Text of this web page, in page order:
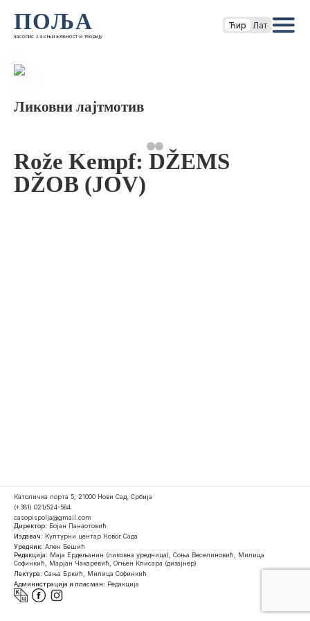
ПОЉА
часопис за књижевност и теорију
Ћир Лат
Ликовни лајтмотив
Rože Kempf: DŽEMS
DŽOB (JOV)
Католичка порта 5, 21000 Нови Сад, Србија
(+381) 021/524-584
casopispolja@gmail.com
Директор: Бојан Панаотовић
Издавач: Културни центар Новог Сада
Уредник: Ален Бешић
Редакција: Маја Ердељанин (ликовна уредница), Соња Веселиновић, Милица
Софинкић, Марјан Чакаревић, Огњен Клисара (дизајнер)
Лектура: Сања Бркић, Милица Софинкић
Администрација и пласман: Редакција